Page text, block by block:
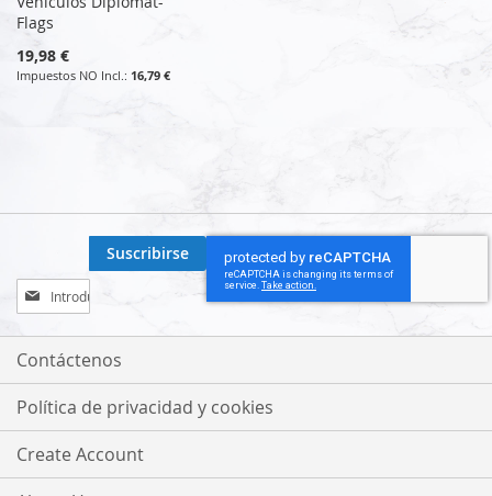
Flags
19,98 €
16,79 €
Inscríbase
a
nuestro
boletín
noticias:
Suscribirse
Contáctenos
Política de privacidad y cookies
Create Account